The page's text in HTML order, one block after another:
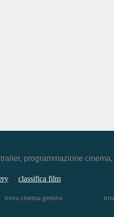
programmazione
classifica film
trova cinema genova